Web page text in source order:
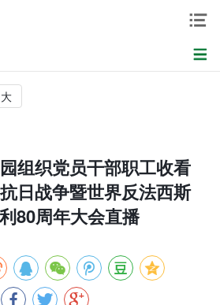
大
组织党员干部职工收看
日战争暨世界反法西斯
80周年大会直播